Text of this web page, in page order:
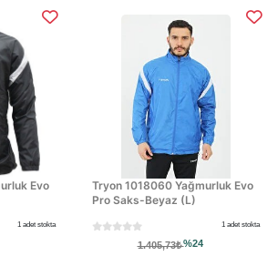
Evo
1 adet stokta
Tryon 1018060 Yağmurluk Evo
Pro Saks-Beyaz (L)
1 adet stokta
1.405,73₺%24